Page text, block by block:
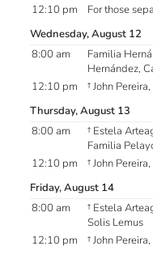
12:10 pm
For those
Wednesday, August 12
8:00 am
Familia
Hernández,
12:10 pm
† John
Thursday, August 13
8:00 am
† Estela
Familia
12:10 pm
† John
Friday, August 14
8:00 am
† Estela
Solis Lemus
12:10 pm
† John